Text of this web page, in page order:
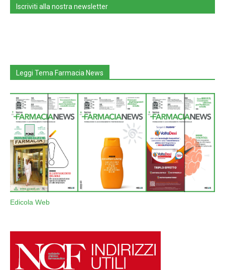
Iscriviti alla nostra newsletter
Leggi Tema Farmacia News
Edicola Web